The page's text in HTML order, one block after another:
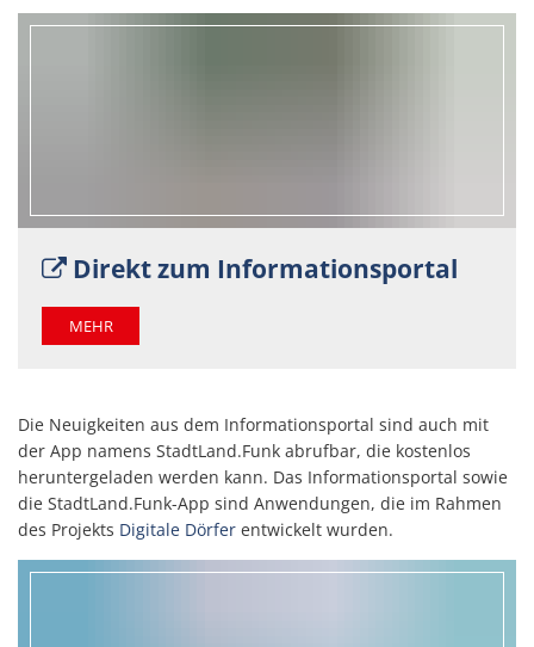
Direkt zum Informationsportal
MEHR
Die Neuigkeiten aus dem Informationsportal sind auch mit
der App namens StadtLand.Funk abrufbar, die kostenlos
heruntergeladen werden kann. Das Informationsportal sowie
die StadtLand.Funk-App sind Anwendungen, die im Rahmen
des Projekts Digitale Dörfer entwickelt wurden.